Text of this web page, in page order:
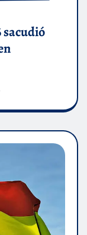
sacudió